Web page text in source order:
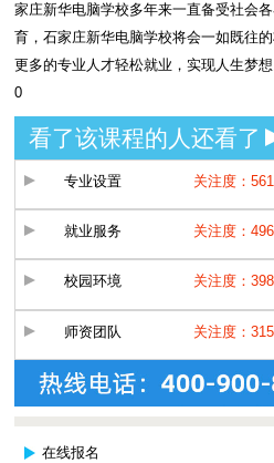
家庄新华电脑学校多年来一直备受社会
育，石家庄新华电脑学校将会一如既往
更多的专业人才轻松就业，实现人生梦想
0
看了该课程的人还看了
专业设置 关注度：
就业服务 关注度：
校园环境 关注度：
师资团队 关注度：
在线报名